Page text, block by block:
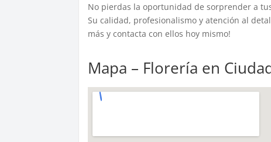
No pierdas la oportunidad de sorprender a
Su calidad, profesionalismo y atención al
más y contacta con ellos hoy mismo!
Mapa – Florería en